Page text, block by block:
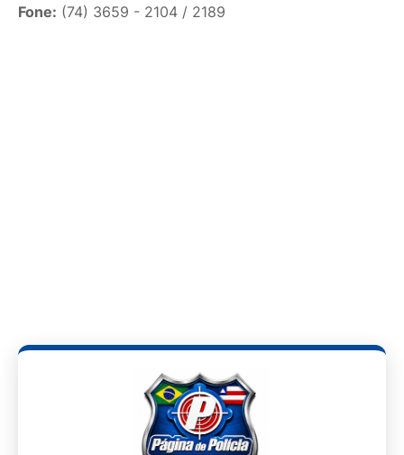
Fone: (74) 3659 - 2104 / 2189